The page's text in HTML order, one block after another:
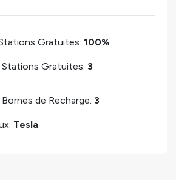
Gratuites: 100%
Gratuites: 3
de Recharge: 3
Tesla